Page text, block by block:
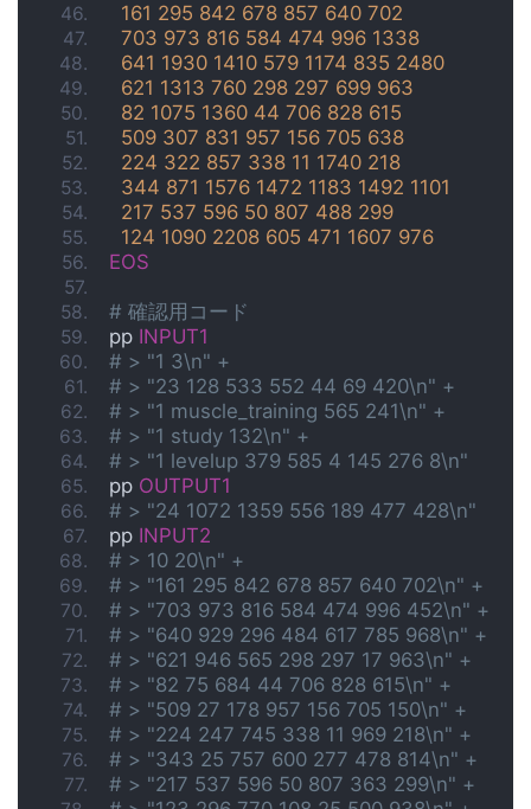
161 295 842 678 857 640 702
703 973 816 584 474 996 1338
641 1930 1410 579 1174 835 2480
621 1313 760 298 297 699 963
82 1075 1360 44 706 828 615
509 307 831 957 156 705 638
224 322 857 338 11 1740 218
344 871 1576 1472 1183 1492 1101
217 537 596 50 807 488 299
124 1090 2208 605 471 1607 976
EOS
# 確認用コード
pp INPUT1
# > "1 3\n" +
# > "23 128 533 552 44 69 420\n" +
# > "1 muscle_training 565 241\n" +
# > "1 study 132\n" +
# > "1 levelup 379 585 4 145 276 8\n"
pp OUTPUT1
# > "24 1072 1359 556 189 477 428\n"
pp INPUT2
# > 10 20\n" +
# > "161 295 842 678 857 640 702\n" +
# > "703 973 816 584 474 996 452\n" +
# > "640 929 296 484 617 785 968\n" +
# > "621 946 565 298 297 17 963\n" +
# > "82 75 684 44 706 828 615\n" +
# > "509 27 178 957 156 705 150\n" +
# > "224 247 745 338 11 969 218\n" +
# > "343 25 757 600 277 478 814\n" +
# > "217 537 596 50 807 363 299\n" +